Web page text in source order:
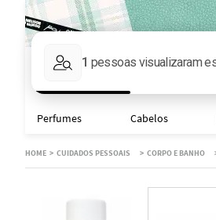
Perfumes Cabelos
CUIDADOS PESSOAIS CORPO E BANHO